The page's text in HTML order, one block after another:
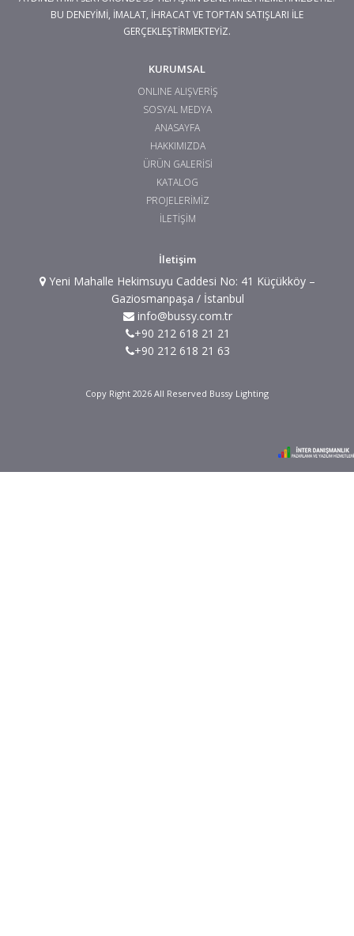
BU DENEYİMİ, İMALAT, İHRACAT VE TOPTAN SATIŞLARI İLE
GERÇEKLEŞTİRMEKTEYİZ.
KURUMSAL
ONLINE ALIŞVERİŞ
SOSYAL MEDYA
ANASAYFA
HAKKIMIZDA
ÜRÜN GALERİSİ
KATALOG
PROJELERİMİZ
İLETİŞİM
İletişim
Yeni Mahalle Hekimsuyu Caddesi No: 41 Küçükköy –
Gaziosmanpaşa / İstanbul
info@bussy.com.tr
+90 212 618 21 21
+90 212 618 21 63
Copy Right 2026 All Reserved Bussy Lighting